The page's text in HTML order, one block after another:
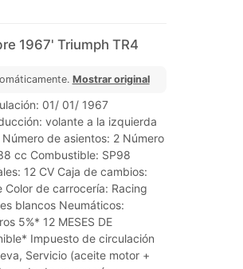
1967' Triumph TR4
Mostrar original
01/ 01/ 1967
volante a la izquierda
de asientos: 2 Número
cc Combustible: SP98
12 CV Caja de cambios:
de carrocería: Racing
blancos Neumáticos:
5%* 12 MESES DE
Impuesto de circulación
Servicio (aceite motor +